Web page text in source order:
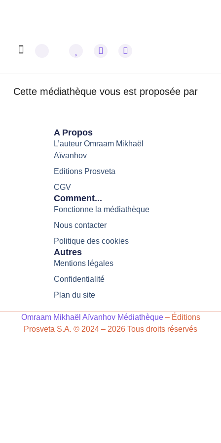
Cette médiathèque vous est proposée par
A Propos
L’auteur Omraam Mikhaël
Aïvanhov
Editions Prosveta
CGV
Comment...
Fonctionne la médiathèque
Nous contacter
Politique des cookies
Autres
Mentions légales
Confidentialité
Plan du site
Omraam Mikhaël Aïvanhov Médiathèque– Éditions
Prosveta S.A. © 2024 – 2026 Tous droits réservés